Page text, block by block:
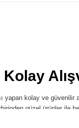
yapan kolay ve
güzel ürünler ile